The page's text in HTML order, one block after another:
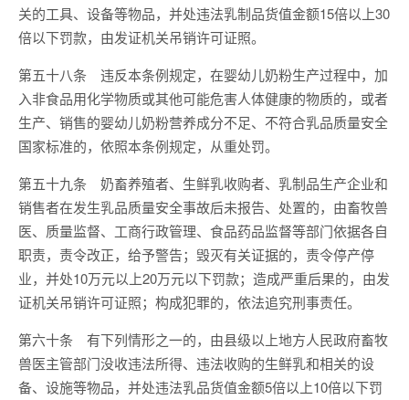
关的工具、设备等物品，并处违法乳制品货值金额15倍以上30
倍以下罚款，由发证机关吊销许可证照。
第五十八条 违反本条例规定，在婴幼儿奶粉生产过程中，加
入非食品用化学物质或其他可能危害人体健康的物质的，或者
生产、销售的婴幼儿奶粉营养成分不足、不符合乳品质量安全
国家标准的，依照本条例规定，从重处罚。
第五十九条 奶畜养殖者、生鲜乳收购者、乳制品生产企业和
销售者在发生乳品质量安全事故后未报告、处置的，由畜牧兽
医、质量监督、工商行政管理、食品药品监督等部门依据各自
职责，责令改正，给予警告；毁灭有关证据的，责令停产停
业，并处10万元以上20万元以下罚款；造成严重后果的，由发
证机关吊销许可证照；构成犯罪的，依法追究刑事责任。
第六十条 有下列情形之一的，由县级以上地方人民政府畜牧
兽医主管部门没收违法所得、违法收购的生鲜乳和相关的设
备、设施等物品，并处违法乳品货值金额5倍以上10倍以下罚